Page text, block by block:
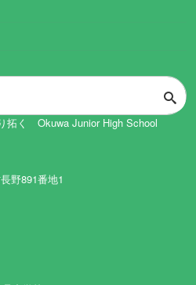
拓く Okuwa Junior High School
野891番地1